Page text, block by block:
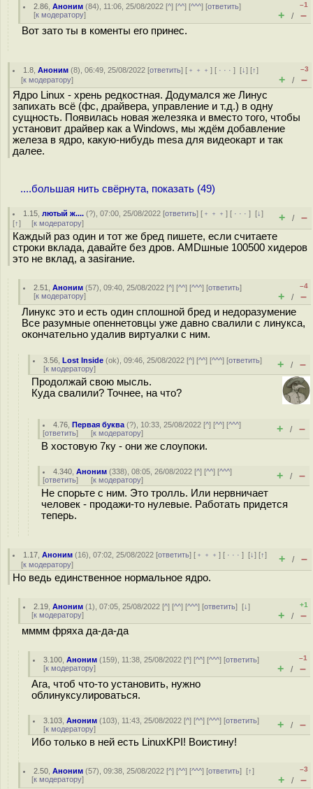
2.86 ,Аноним (84), 11:06, 25/08/2022 [^] [^^] [^^^] [ответить]
[к модератору]
–1
+ / –
Вот зато ты в коменты его принес.
1.8 ,Аноним (8), 06:49, 25/08/2022 [ответить] [ ﹢﹢﹢] [ · · ·][↓] [↑]
[к модератору]
–3
+ / –
Ядро Linux - хрень редкостная. Додумался же Линус
запихать всё (фс, драйвера, управление и т.д.) в одну
сущность. Появилась новая железяка и вместо того, чтобы
установит драйвер как а Windows, мы ждём добавление
железа в ядро, какую-нибудь mesa для видеокарт и так
далее.
....большая нить свёрнута, показать (49)
1.15 ,лютый ж.... (?), 07:00, 25/08/2022 [ответить] [ ﹢﹢﹢] [ · · ·][↓]
[↑] [к модератору] + / –
Каждый раз один и тот же бред пишете, если считаете
строки вклада, давайте без дров. AMDшные 100500 хидеров
это не вклад, а заsirание.
2.51 ,Аноним (57), 09:40, 25/08/2022 [^] [^^] [^^^] [ответить]
[к модератору]
–4
+ / –
Линукс это и есть один сплошной бред и недоразумение
Все разумные опеннетовцы уже давно свалили с линукса,
окончательно удалив виртуалки с ним.
3.56 ,Lost Inside (ok), 09:46, 25/08/2022 [^] [^^] [^^^] [ответить]
[к модератору] + / –
Продолжай свою мысль.
Куда свалили? Точнее, на что?
4.76 ,Первая буква (?), 10:33, 25/08/2022 [^] [^^] [^^^]
[ответить] [к модератору] + / –
В хостовую 7ку - они же слоупоки.
4.340 ,Аноним (338), 08:05, 26/08/2022 [^] [^^] [^^^]
[ответить] [к модератору] + / –
Не спорьте с ним. Это тролль. Или нервничает
человек - продажи-то нулевые. Работать придется
теперь.
1.17 ,Аноним (16), 07:02, 25/08/2022 [ответить] [ ﹢﹢﹢] [ · · ·][↓] [↑]
[к модератору] + / –
Но ведь единственное нормальное ядро.
2.19 ,Аноним (1), 07:05, 25/08/2022 [^] [^^] [^^^] [ответить][↓]
[к модератору]
+1
+ / –
мммм фряха да-да-да
3.100 ,Аноним (159), 11:38, 25/08/2022 [^] [^^] [^^^] [ответить]
[к модератору]
–1
+ / –
Ага, чтоб что-то установить, нужно
облинуксулироваться.
3.103 ,Аноним (103), 11:43, 25/08/2022 [^] [^^] [^^^] [ответить]
[к модератору] + / –
Ибо только в ней есть LinuxKPI! Воистину!
2.50 ,Аноним (57), 09:38, 25/08/2022 [^] [^^] [^^^] [ответить][↑]
[к модератору]
–3
+ / –